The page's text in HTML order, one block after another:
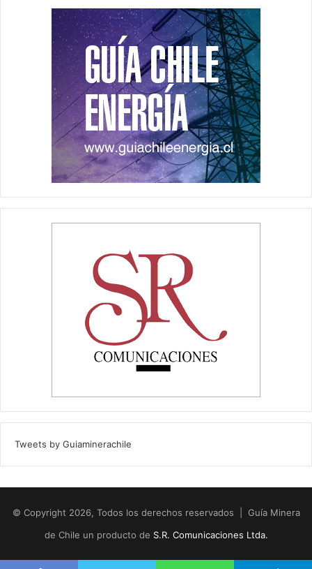
Tweets by Guiaminerachile
© Copyright 2026, Todos los derechos reservados | Guía Minera
de Chile un producto de S.R. Comunicaciones Ltda.